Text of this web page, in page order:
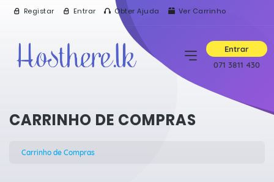
Registar Entrar Obter Ajuda Ver Carrinho
Entrar
071 3811 430
CARRINHO DE COMPRAS
Carrinho de Compras